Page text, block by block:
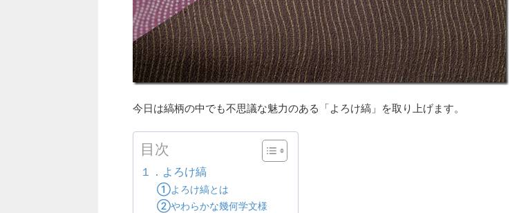
今日は縞柄の中でも不思議な魅力のある「よろけ縞」を取り上げます。
目次
１．よろけ縞
①よろけ縞とは
②やわらかな幾何学文様